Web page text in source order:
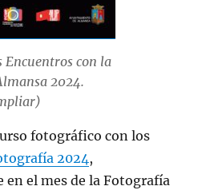
Encuentros con la
2024.
fotográfico con los
2024,
el mes de la Fotografía